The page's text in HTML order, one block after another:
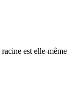
est elle-même